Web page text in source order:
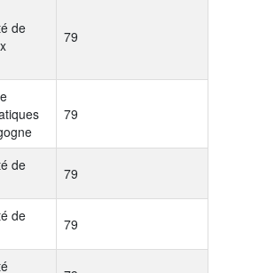
de
79
79
de
79
de
79